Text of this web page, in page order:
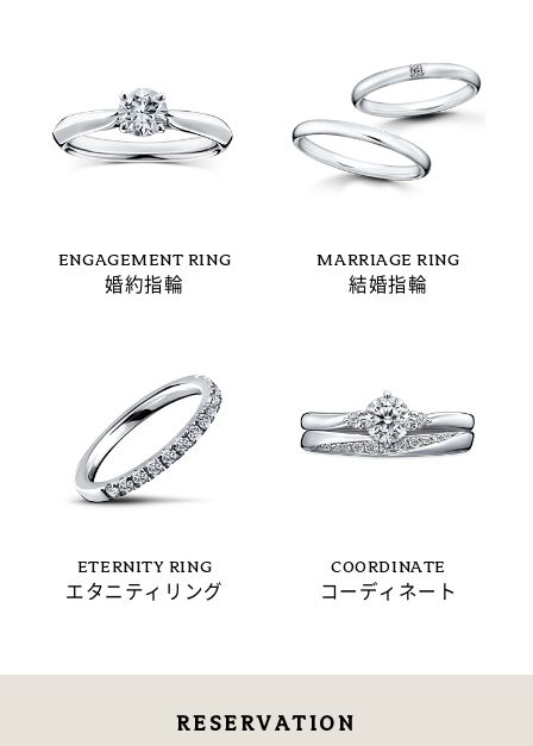
ENGAGEMENT RING
婚約指輪
MARRIAGE RING
結婚指輪
ETERNITY RING
エタニティリング
COORDINATE
コーディネート
RESERVATION